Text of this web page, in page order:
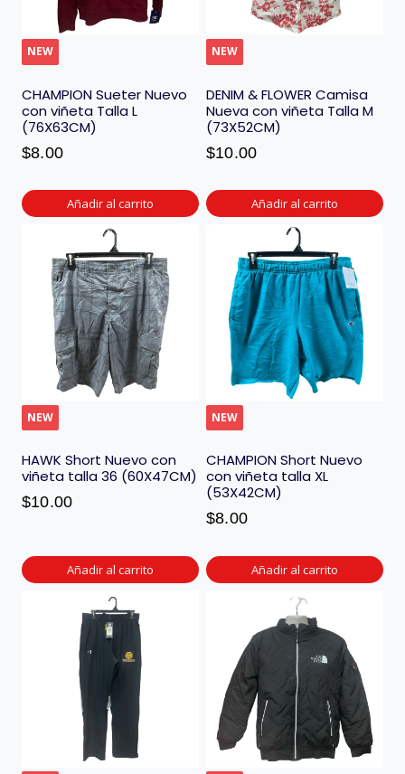
NEW
CHAMPION Sueter Nuevo
con viñeta Talla L
(76X63CM)
$8.00
Añadir al carrito
NEW
DENIM & FLOWER Camisa
Nueva con viñeta Talla M
(73X52CM)
$10.00
Añadir al carrito
NEW
HAWK Short Nuevo con
viñeta talla 36 (60X47CM)
$10.00
Añadir al carrito
NEW
CHAMPION Short Nuevo
con viñeta talla XL
(53X42CM)
$8.00
Añadir al carrito